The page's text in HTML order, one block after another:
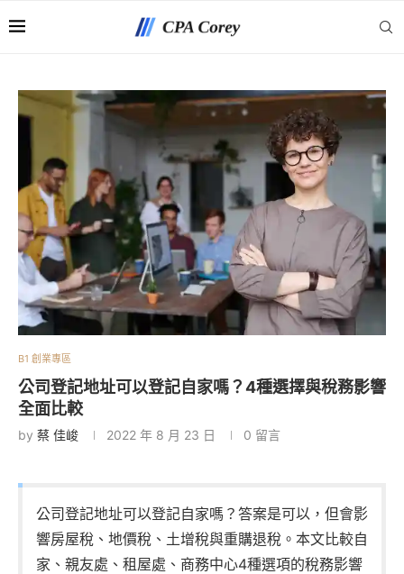
B1 創業專區
公司登記地址可以登記自家嗎？4種選擇與稅務影響
全面比較
by 蔡 佳峻 2022 年 8 月 23 日 0 留言
公司登記地址可以登記自家嗎？答案是可以，但會影
響房屋稅、地價稅、土增稅與重購退稅。本文比較自
家、親友處、租屋處、商務中心4種選項的稅務影響